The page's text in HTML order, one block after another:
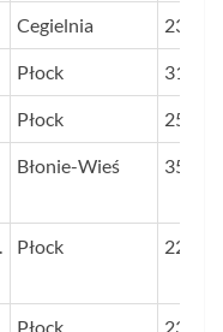
Cegielnia 23
Płock 31
Płock 25
Błonie-Wieś 35
Płock 22
Płock 23